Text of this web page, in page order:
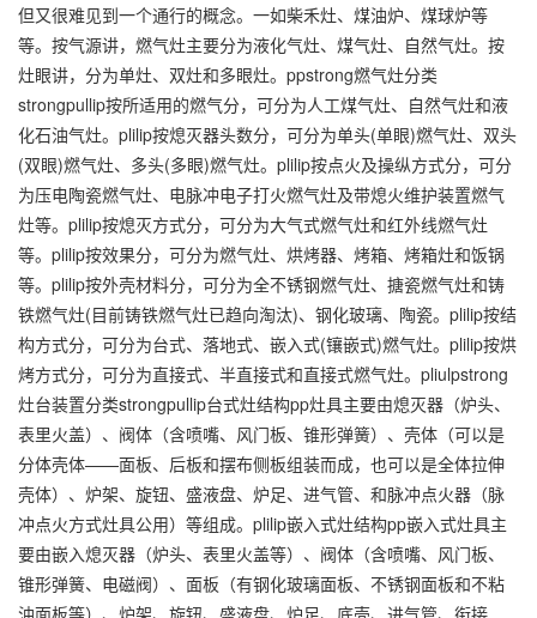
但又很难见到一个通行的概念。一如柴禾灶、煤油炉、煤球炉等
等。按气源讲，燃气灶主要分为液化气灶、煤气灶、自然气灶。按
灶眼讲，分为单灶、双灶和多眼灶。ppstrong燃气灶分类
strongpullip按所适用的燃气分，可分为人工煤气灶、自然气灶和液
化石油气灶。plilip按熄灭器头数分，可分为单头(单眼)燃气灶、双头
(双眼)燃气灶、多头(多眼)燃气灶。plilip按点火及操纵方式分，可分
为压电陶瓷燃气灶、电脉冲电子打火燃气灶及带熄火维护装置燃气
灶等。plilip按熄灭方式分，可分为大气式燃气灶和红外线燃气灶
等。plilip按效果分，可分为燃气灶、烘烤器、烤箱、烤箱灶和饭锅
等。plilip按外壳材料分，可分为全不锈钢燃气灶、搪瓷燃气灶和铸
铁燃气灶(目前铸铁燃气灶已趋向淘汰)、钢化玻璃、陶瓷。plilip按结
构方式分，可分为台式、落地式、嵌入式(镶嵌式)燃气灶。plilip按烘
烤方式分，可分为直接式、半直接式和直接式燃气灶。pliulpstrong
灶台装置分类strongpullip台式灶结构pp灶具主要由熄灭器（炉头、
表里火盖）、阀体（含喷嘴、风门板、锥形弹簧）、壳体（可以是
分体壳体——面板、后板和摆布侧板组装而成，也可以是全体拉伸
壳体）、炉架、旋钮、盛液盘、炉足、进气管、和脉冲点火器（脉
冲点火方式灶具公用）等组成。plilip嵌入式灶结构pp嵌入式灶具主
要由嵌入熄灭器（炉头、表里火盖等）、阀体（含喷嘴、风门板、
锥形弹簧、电磁阀）、面板（有钢化玻璃面板、不锈钢面板和不粘
油面板等）、炉架、旋钮、盛液盘、炉足、底壳、进气管、衔接